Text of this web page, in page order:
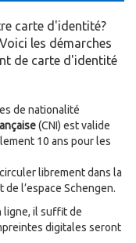
carte d'identité?
les démarches
de carte d'identité
de nationalité
(CNI) est valide
10 ans pour les
librement dans la
l’espace Schengen.
ligne, il suffit de
digitales seront